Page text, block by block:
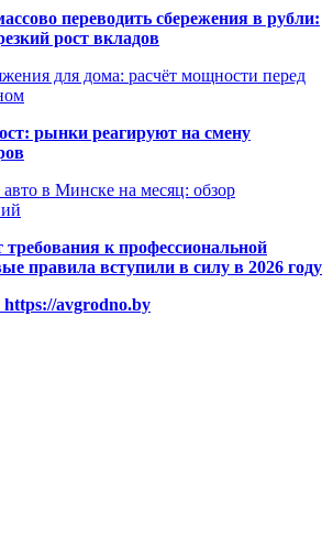
переводить сбережения в рубли:
рост вкладов
для дома: расчёт мощности перед
рынки реагируют на смену
в Минске на месяц: обзор
требования к профессиональной
правила вступили в силу в 2026 году
avgrodno.by